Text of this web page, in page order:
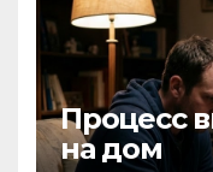
Процесс
на дом